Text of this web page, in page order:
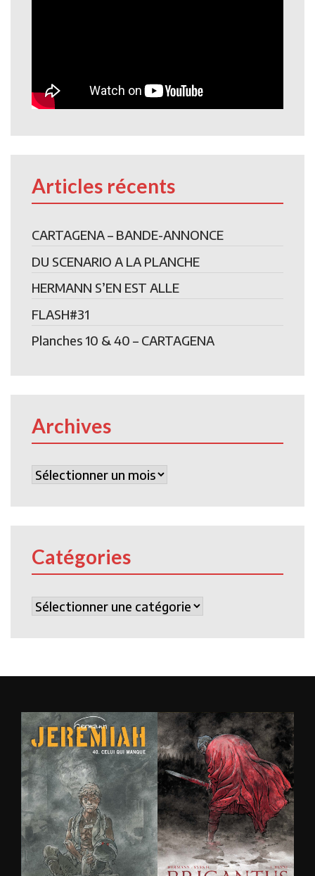
Articles récents
CARTAGENA – BANDE-ANNONCE
DU SCENARIO A LA PLANCHE
HERMANN S’EN EST ALLE
FLASH#31
Planches 10 & 40 – CARTAGENA
Archives
Archives
Catégories
Catégories